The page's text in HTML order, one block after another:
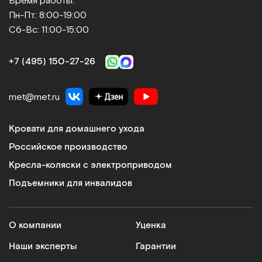
Медицинские кровати и матрасы
Регулируемые секции, противопролежневые
механизмы управления делают мебель
Ортопедические матрасы обеспечивают
комфорт лежачим больным и минимизируют риск
каркас дает возможность размещать на кроватях
пациентов с большим весом, угол наклона ложа
регулируется, антибактериальное покрытие
микроорганизмов.
Модели оснащаются электрическим или ручным
приводом. На сайте представлены складные и
Пн-Пт: 8:00-19:00
Сб-Вс: 11:00-15:00
+7 (495) 150‑27‑26
met@met.ru
Кровати для домашнего ухода
Российское производство
Кресла-коляски с электроприводом
Подъемники для инвалидов
О компании
Наши эксперты
Уценка
Гарантии